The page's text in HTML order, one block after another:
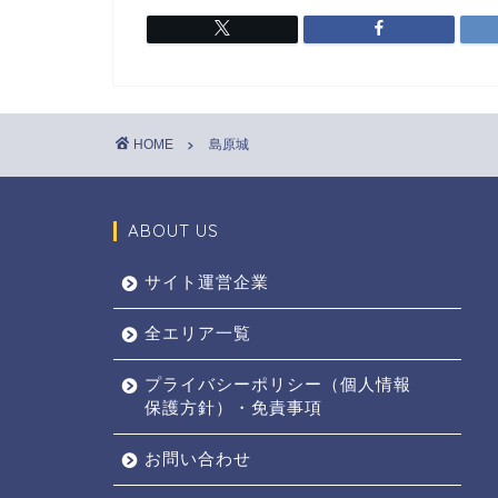
HOME 島原城
ABOUT US
サイト運営企業
全エリア一覧
プライバシーポリシー（個人情報
保護方針）・免責事項
お問い合わせ